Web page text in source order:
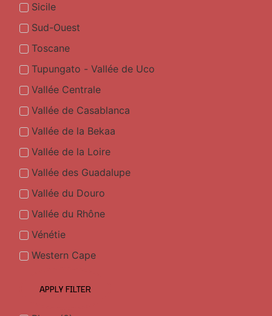
Sicile
Sud-Ouest
Toscane
Tupungato - Vallée de Uco
Vallée Centrale
Vallée de Casablanca
Vallée de la Bekaa
Vallée de la Loire
Vallée des Guadalupe
Vallée du Douro
Vallée du Rhône
Vénétie
Western Cape
APPLY FILTER